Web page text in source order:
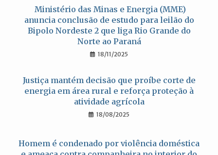
Ministério das Minas e Energia (MME)
anuncia conclusão de estudo para leilão do
Bipolo Nordeste 2 que liga Rio Grande do
Norte ao Paraná
18/11/2025
Justiça mantém decisão que proíbe corte de
energia em área rural e reforça proteção à
atividade agrícola
18/08/2025
Homem é condenado por violência doméstica